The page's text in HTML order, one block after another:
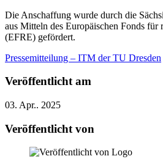
Die Anschaffung wurde durch die
aus Mitteln des Europäischen Fonds
(EFRE) gefördert.
Pressemitteilung – ITM der TU Dresden
Veröffentlicht am
03. Apr.. 2025
Veröffentlicht von